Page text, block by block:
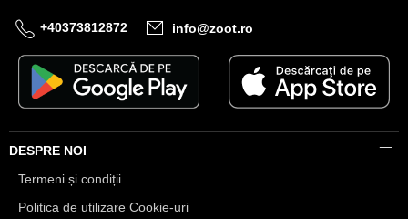
+40373812872 info@zoot.ro
DESPRE NOI
Termeni și condiții
Politica de utilizare Cookie-uri